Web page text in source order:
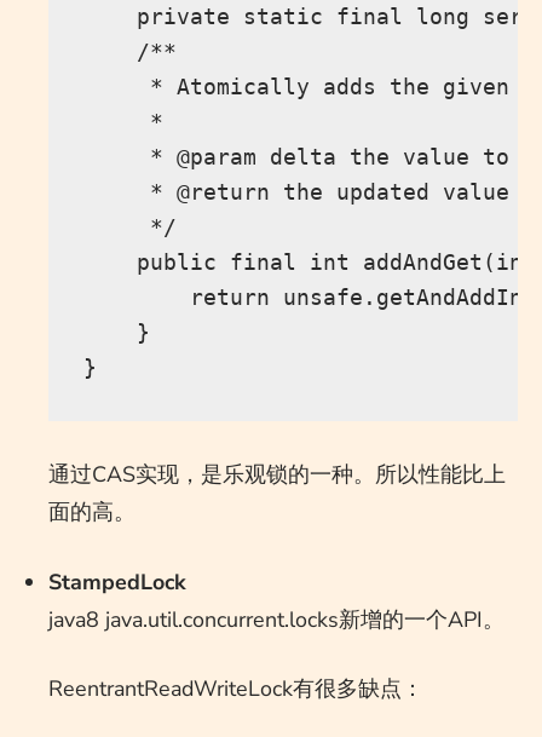
private static final long
    /**
* Atomically adds the given
     *
* @param delta the value to
     * @return the updated value
     */
public final int
return
    }
通过CAS实现，是乐观锁的一种。所以性能比上
面的高。
StampedLock
java8 java.util.concurrent.locks新增的一个API。
ReentrantReadWriteLock有很多缺点：